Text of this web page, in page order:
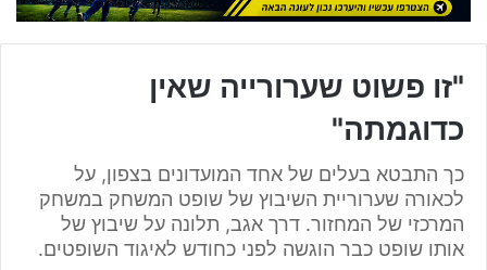
"זו פשוט שערורייה שאין
כדוגמתה"
כך התבטא בעלים של אחד המועדונים בצפון, על
לכאורה שערוריית השיבוץ של שופט המשחק במשחק
המרכזי של המחזור. דרך אגב, תלונה על שיבוץ של
אותו שופט כבר הוגשה לפני כחודש לאיגוד השופטים.